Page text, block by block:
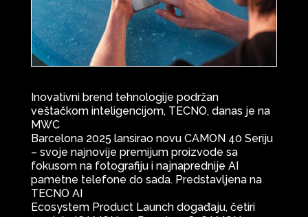
Inovativni brend tehnologije podržan
veštačkom inteligencijom, TECNO, danas je na
MWC
Barcelona 2025 lansirao novu CAMON 40 Seriju
– svoje najnovije premijum proizvode sa
fokusom na fotografiju i najnaprednije AI
pametne telefone do sada. Predstavljena na
TECNO AI
Ecosystem Product Launch događaju, četiri